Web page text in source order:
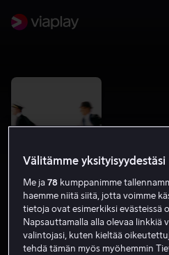
Catch Me If You Can
Välitämme yksityisyydestäsi
Me ja78 kumppanimme
haemme niitä siitä, jotta voimme
tietoja ovat esimerkiksi evästeissä
Napsauttamalla alla olevaa linkkiä
valintojasi, kuten kieltää
tehdä tämän myös myöhemmin